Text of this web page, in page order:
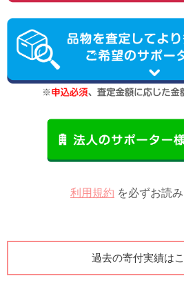
利用規約 を必ずお読み
過去の寄付実績は